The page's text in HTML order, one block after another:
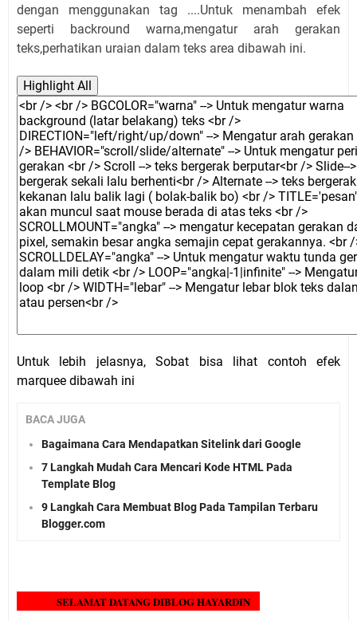
dengan menggunakan tag ....Untuk menambah efek
seperti backround warna,mengatur arah gerakan
teks,perhatikan uraian dalam teks area dibawah ini.
Untuk lebih jelasnya, Sobat bisa lihat contoh efek
marquee dibawah ini
BACA JUGA
Bagaimana Cara Mendapatkan Sitelink dari Google
7 Langkah Mudah Cara Mencari Kode HTML Pada
Template Blog
9 Langkah Cara Membuat Blog Pada Tampilan Terbaru
Blogger.com
SELAMAT DATANG DIBLOG HAYARDIN